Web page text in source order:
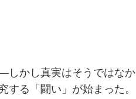
かし真実はそうではなか
る「闘い」が始まった。